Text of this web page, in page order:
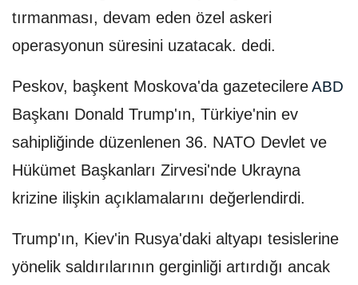
tırmanması, devam eden özel askeri
operasyonun süresini uzatacak. dedi.
Peskov, başkent Moskova'da gazetecilereABD
Başkanı Donald Trump'ın, Türkiye'nin ev
sahipliğinde düzenlenen 36.⁠ ⁠NATO Devlet ve
Hükümet Başkanları Zirvesi'nde Ukrayna
krizine ilişkin açıklamalarını değerlendirdi.
Trump'ın, Kiev'in Rusya'daki altyapı tesislerine
yönelik saldırılarının gerginliği artırdığı ancak